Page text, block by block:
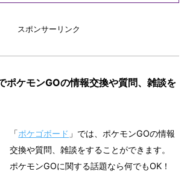
スポンサーリンク
ポケモンGOの情報交換や質問、雑談を
「ポケゴボード 」では、ポケモンGOの情報
交換や質問、雑談をすることができます。
ポケモンGOに関する話題なら何でもOK！